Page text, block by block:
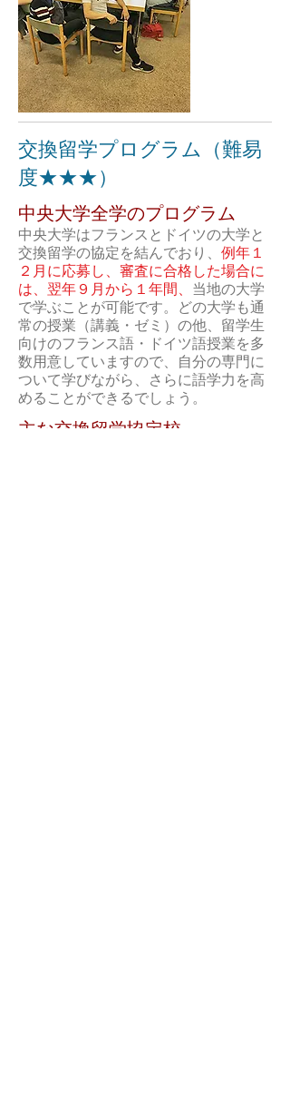
交換留学プログラム（難易
度★★★）
​中央大学全学のプログラム
中央大学はフランスとドイツの大学と
交換留学の協定を結んでおり、 例年１
２月に応募し、審査に合格した場合に
は、翌年９月から１年間、 当地の大学
で学ぶことが可能です。どの大学も通
常の授業（講義・ゼミ）の他、留学生
向けのフランス語・ドイツ語授業を多
数用意していますので、自分の専門に
ついて学びながら、さらに語学力を高
めることができるでしょう。
主な​交換留学協定校